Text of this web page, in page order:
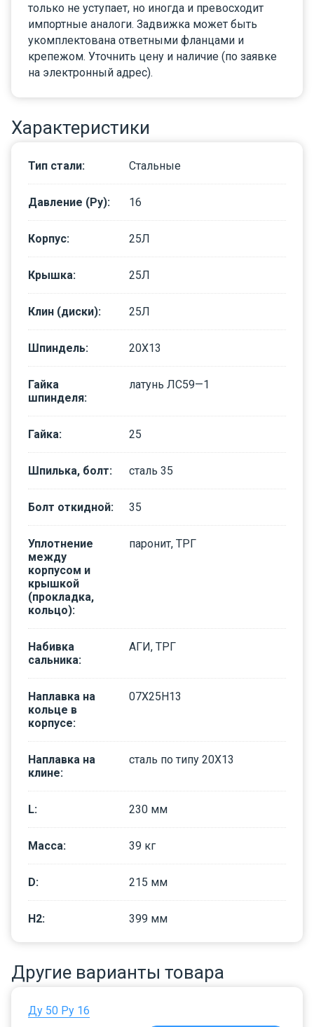
только не уступает, но иногда и превосходит
импортные аналоги. Задвижка может быть
укомплектована ответными фланцами и
крепежом. Уточнить цену и наличие (по заявке
на электронный адрес).
Характеристики
Тип стали: Стальные
Давление (Ру): 16
Корпус: 25Л
Крышка: 25Л
Клин (диски): 25Л
Шпиндель: 20Х13
Гайка
шпинделя:
латунь ЛС59—1
Гайка: 25
Шпилька, болт: сталь 35
Болт откидной: 35
Уплотнение
между
корпусом и
крышкой
(прокладка,
кольцо):
паронит, ТРГ
Набивка
сальника:
АГИ, ТРГ
Наплавка на
кольце в
корпусе:
07Х25Н13
Наплавка на
клине:
сталь по типу 20Х13
L: 230 мм
Масса: 39 кг
D: 215 мм
H2: 399 мм
Другие варианты товара
Ду 50 Ру 16